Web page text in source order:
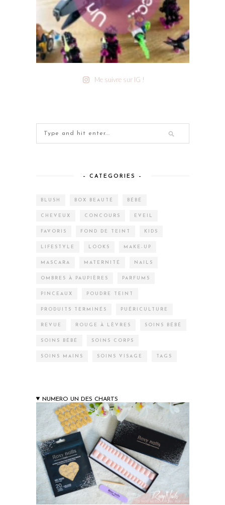
Me suivre sur IG !
– CATEGORIES –
BLUSH BOX BEAUTÉ BÉBÉ
CHEVEUX CONCOURS EVEIL
FAVORIS FOND DE TEINT KIDS
LIFESTYLE LOOKS MAKE-UP
MASCARA MATERNITÉ NAILS
OMBRES À PAUPIÈRES PARFUMS
PINCEAUX POUDRE TEINT
PRODUITS TERMINÉS PUÉRICULTURE
REVUE ROUGE À LÈVRES SOINS BÉBÉ
SOINS BÉBÉ SOINS CORPS
SOINS MAINS SOINS VISAGE TAGS
NUMERO UN DES CHARTS